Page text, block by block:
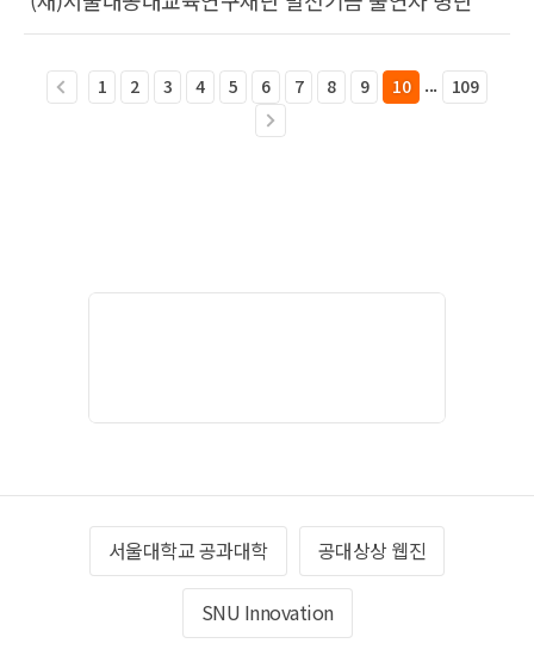
1 2 3 4 5 6 7 8 9 10 ... 109
서울대학교 공과대학 공대상상 웹진
SNU Innovation